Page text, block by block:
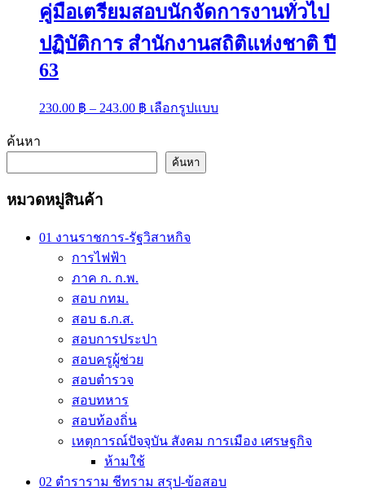
product
page
คู่มือเตรียมสอบนักจัดการงานทั่วไป
ปฏิบัติการ สำนักงานสถิติแห่งชาติ ปี
63
230.00 ฿ – 243.00 ฿ Price
range:
through
243.00 ฿
เลือกรูปแบบ
product
ค้นหา
ค้นหา
หมวดหมู่สินค้า
01 งานราชการ-รัฐวิสาหกิจ
การไฟฟ้า
ภาค ก. ก.พ.
สอบ กทม.
สอบ ธ.ก.ส.
สอบการประปา
สอบครูผู้ช่วย
สอบตำรวจ
สอบทหาร
สอบท้องถิ่น
เหตุการณ์ปัจจุบัน สังคม การเมือง เศรษฐกิจ
ห้ามใช้
02 ตำราราม ชีทราม สรุป-ข้อสอบ